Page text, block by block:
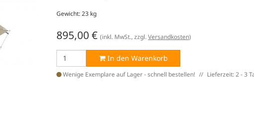
Gewicht: 23 kg
895,00 € (inkl. MwSt., zzgl.Versandkosten)
In den Warenkorb
Wenige Exemplare auf Lager - schnell bestellen! Lieferzeit: 2 - 3